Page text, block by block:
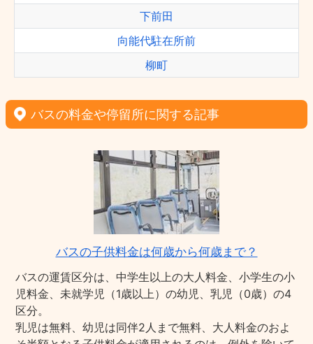
下前田
向能代駐在所前
柳町
バスの料金や停留所に関する記事
バスの子供料金は何歳から何歳まで？
バスの運賃区分は、中学生以上の大人料金、小学生の小
児料金、未就学児（1歳以上）の幼児、乳児（0歳）の4
区分。
乳児は無料、幼児は同伴2人まで無料、大人料金のおよ